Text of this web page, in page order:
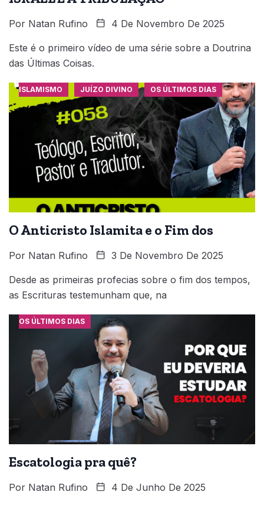
Por Natan Rufino 4 De Novembro De 2025
Este é o primeiro vídeo de uma série sobre a Doutrina
das Últimas Coisas.
ISLAMISMO JUÍZO DIVINO OS ÚLTIMOS DIAS
O Anticristo Islamita e o Fim dos
Por Natan Rufino 3 De Novembro De 2025
Desde as primeiras profecias sobre o fim dos tempos,
as Escrituras testemunham que, na
OS ÚLTIMOS DIAS
Escatologia pra quê?
Por Natan Rufino 4 De Junho De 2025